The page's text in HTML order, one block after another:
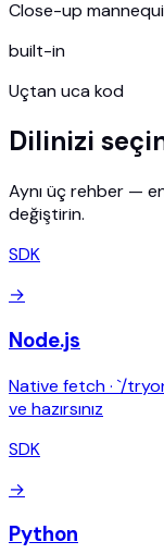
Close-up
built-in
Uçtan uca kod
Dilinizi
Aynı üç rehber —
değiştirin.
SDK
→
Node.js
Native fetch · `/
ve hazırsınız
SDK
→
Python